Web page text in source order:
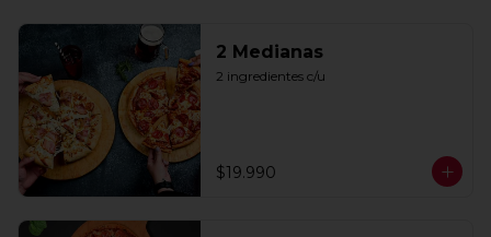
2 Medianas
2 ingredientes c/u
$19.990